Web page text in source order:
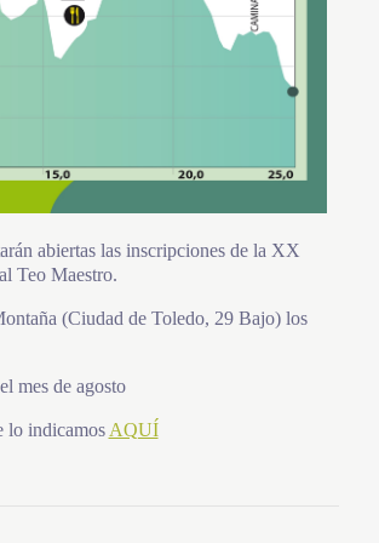
abiertas las inscripciones de la XX
Teo Maestro.
(Ciudad de Toledo, 29 Bajo) los
mes de agosto
lo indicamos AQUÍ